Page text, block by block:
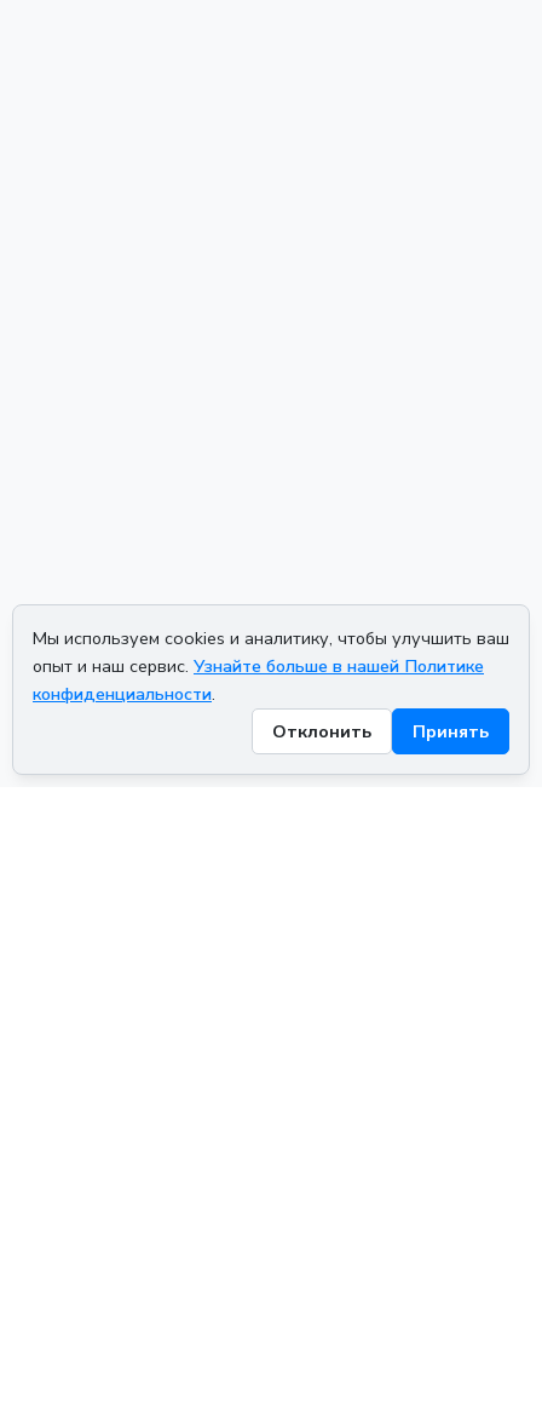
Мы используем cookies и аналитику, чтобы улучшить ваш
опыт и наш сервис. Узнайте больше в нашей Политике
конфиденциальности.
Отклонить
Принять